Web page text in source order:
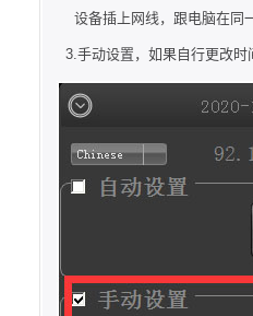
设备插上网线，跟电脑在同
3.手动设置，如果自行更改时